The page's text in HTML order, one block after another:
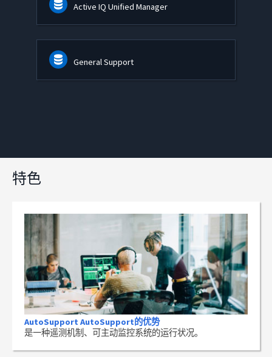
Active IQ Unified Manager
General Support
特色
AutoSupport AutoSupport的优势
是一种遥测机制、可主动监控系统的运行状况。